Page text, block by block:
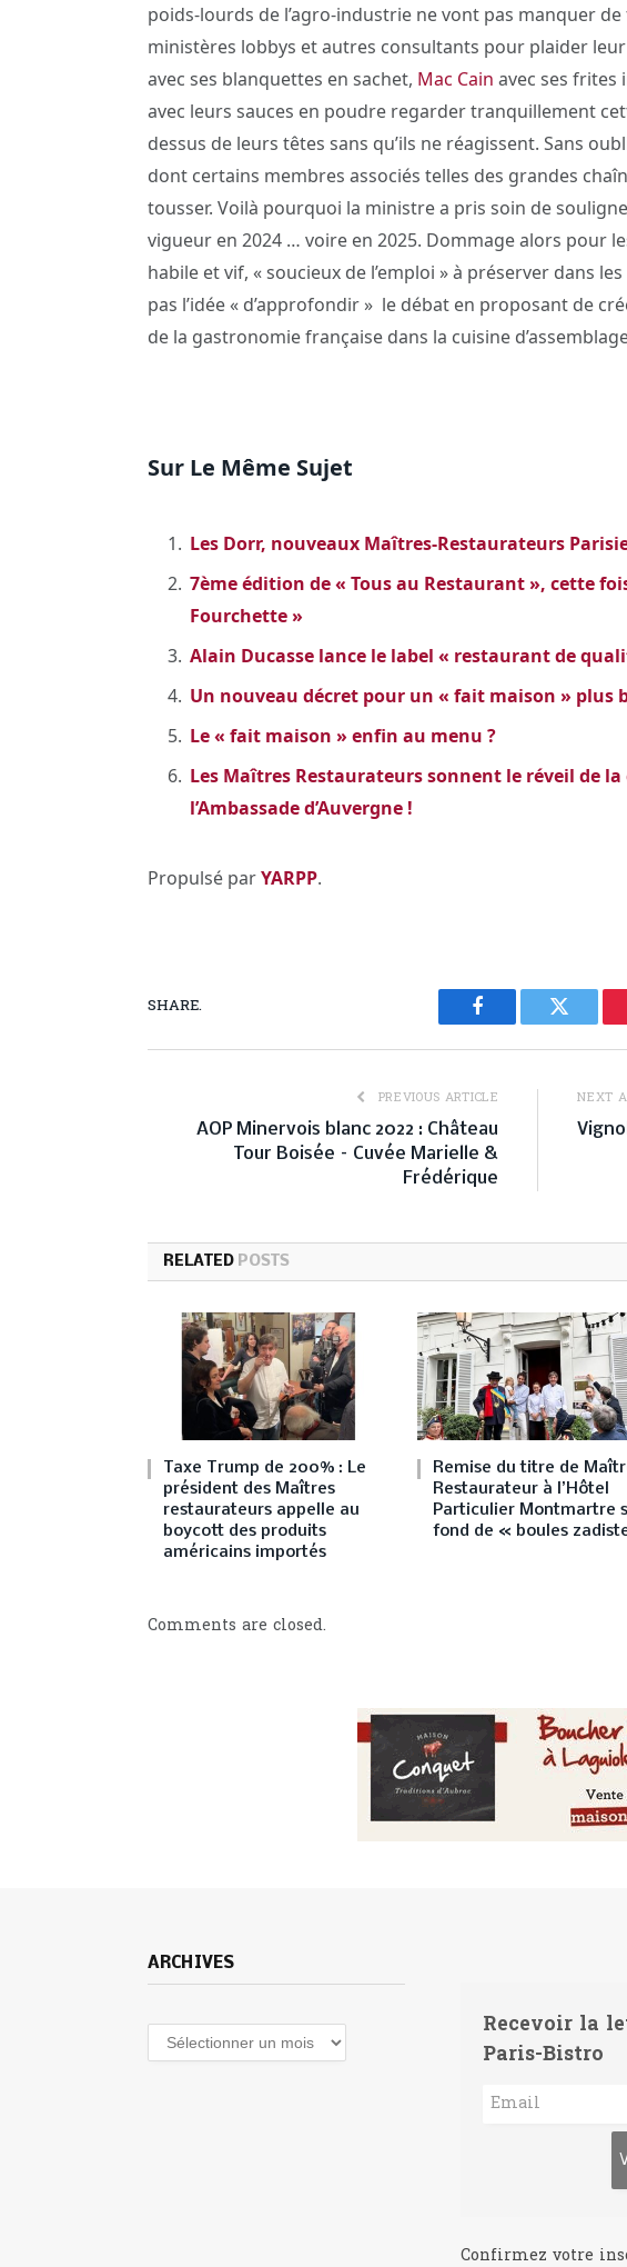
poids-lourds de l’agro-industrie ne vont pas manquer de
ministères lobbys et autres consultants pour plaider
avec ses blanquettes en sachet, Mac Cain avec ses frites
avec leurs sauces en poudre regarder tranquillement
dessus de leurs têtes sans qu’ils ne réagissent. Sans
dont certains membres associés telles des grandes
tousser. Voilà pourquoi la ministre a pris soin de
vigueur en 2024 … voire en 2025. Dommage alors pour
habile et vif, « soucieux de l’emploi » à préserver dans
pas l’idée « d’approfondir » le débat en proposant de
de la gastronomie française dans la cuisine
Sur Le Même Sujet
Les Dorr, nouveaux Maîtres-Restaurateurs
7ème édition de « Tous au Restaurant », cette
Fourchette »
Alain Ducasse lance le label « restaurant de
Un nouveau décret pour un « fait maison » plus
Le « fait maison » enfin au menu ?
Les Maîtres Restaurateurs sonnent le réveil de
l’Ambassade d’Auvergne !
Propulsé parYARPP.
SHARE.
Facebook Twitter
PREVIOUS ARTICLE
AOP Minervois blanc 2022 : Château
Tour Boisée – Cuvée Marielle &
Frédérique
NEXT
RELATED POSTS
Taxe Trump de 200% : Le
président des Maîtres
restaurateurs appelle au
boycott des produits
américains importés
Remise du titre de
Restaurateur à l’Hôtel
Particulier Montmartre
fond de « boules
Comments are closed.
ARCHIVES
Archives
Recevoir la
Paris-Bistro
Confirmez votre